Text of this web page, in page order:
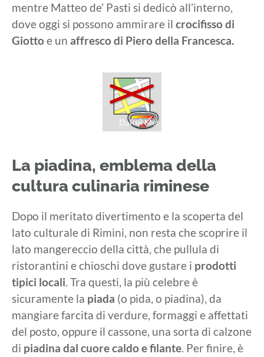
mentre Matteo de’ Pasti si dedicò all’interno,
dove oggi si possono ammirare il crocifisso di
Giottoe un affresco di Piero della Francesca.
DaRIЯ Mel
La piadina, emblema della
cultura culinaria riminese
Dopo il meritato divertimento e la scoperta del
lato culturale di Rimini, non resta che scoprire il
lato mangereccio della città, che pullula di
ristorantini e chioschi dove gustare i prodotti
tipici locali. Tra questi, la più celebre è
sicuramente la piada (o pida, o piadina), da
mangiare farcita di verdure, formaggi e affettati
del posto, oppure il cassone, una sorta di calzone
di piadina dal cuore caldo e filante. Per finire, è